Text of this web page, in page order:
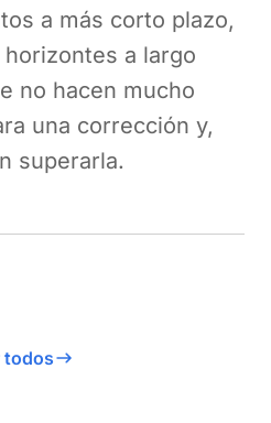
a más corto plazo,
a largo
no hacen mucho
una corrección y,
superarla.
todos